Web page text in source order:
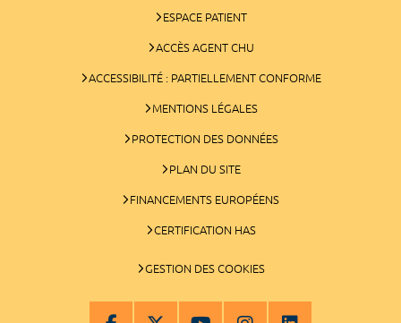
ESPACE PATIENT
ACCÈS AGENT CHU
ACCESSIBILITÉ : PARTIELLEMENT CONFORME
MENTIONS LÉGALES
PROTECTION DES DONNÉES
PLAN DU SITE
FINANCEMENTS EUROPÉENS
CERTIFICATION HAS
GESTION DES COOKIES